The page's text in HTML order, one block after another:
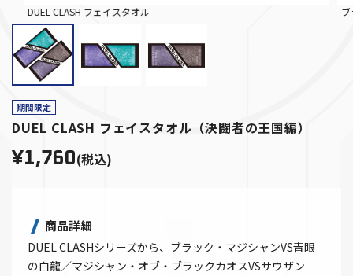
DUEL CLASH フェイスタオル
期間限定
DUEL CLASH フェイスタオル（決闘者の王国編）
¥1,760(税込)
商品詳細
DUEL CLASHシリーズから、ブラック・マジシャンVS青眼
の白龍／マジシャン・オブ・ブラックカオスVSサウザン